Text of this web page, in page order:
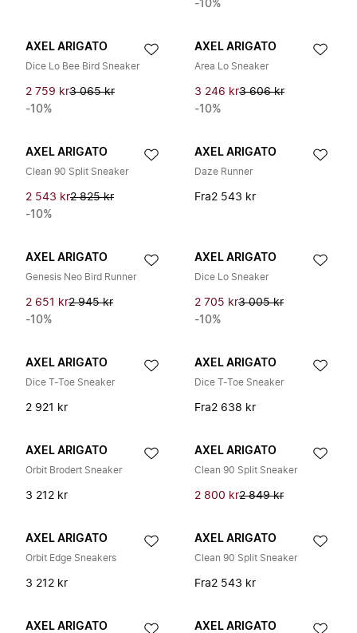
-10%
AXEL ARIGATO
Dice Lo Bee Bird Sneaker
2 759 kr3 065 kr
-10%
AXEL ARIGATO
Area Lo Sneaker
3 246 kr3 606 kr
-10%
AXEL ARIGATO
Clean 90 Split Sneaker
2 543 kr2 825 kr
-10%
AXEL ARIGATO
Daze Runner
Fra2 543 kr
AXEL ARIGATO
Genesis Neo Bird Runner
2 651 kr2 945 kr
-10%
AXEL ARIGATO
Dice Lo Sneaker
2 705 kr3 005 kr
-10%
AXEL ARIGATO
Dice T-Toe Sneaker
2 921 kr
AXEL ARIGATO
Dice T-Toe Sneaker
Fra2 638 kr
AXEL ARIGATO
Orbit Brodert Sneaker
3 212 kr
AXEL ARIGATO
Clean 90 Split Sneaker
2 800 kr2 849 kr
AXEL ARIGATO
Orbit Edge Sneakers
3 212 kr
AXEL ARIGATO
Clean 90 Split Sneaker
Fra2 543 kr
AXEL ARIGATO AXEL ARIGATO